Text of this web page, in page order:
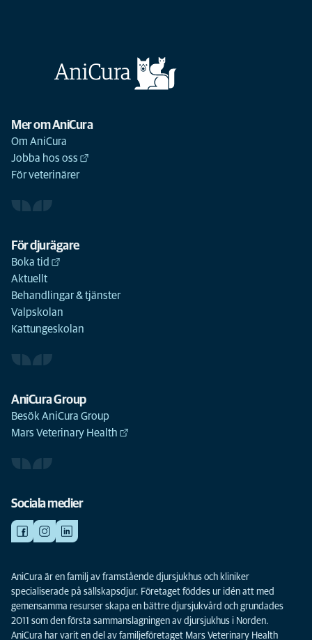
Mer om AniCura
Om AniCura
Jobba hos oss
För veterinärer
För djurägare
Boka tid
Aktuellt
Behandlingar & tjänster
Valpskolan
Kattungeskolan
AniCura Group
Besök AniCura Group
Mars Veterinary Health
Sociala medier
AniCura är en familj av framstående djursjukhus och kliniker
specialiserade på sällskapsdjur. Företaget föddes ur idén att med
gemensamma resurser skapa en bättre djursjukvård och grundades
2011 som den första sammanslagningen av djursjukhus i Norden.
AniCura har varit en del av familjeföretaget Mars Veterinary Health